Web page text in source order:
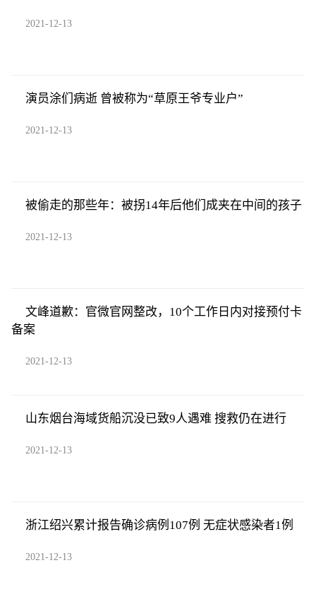
2021-12-13
演员涂们病逝 曾被称为“草原王爷专业户”
2021-12-13
被偷走的那些年：被拐14年后他们成夹在中间的孩子
2021-12-13
文峰道歉：官微官网整改，10个工作日内对接预付卡
备案
2021-12-13
山东烟台海域货船沉没已致9人遇难 搜救仍在进行
2021-12-13
浙江绍兴累计报告确诊病例107例 无症状感染者1例
2021-12-13